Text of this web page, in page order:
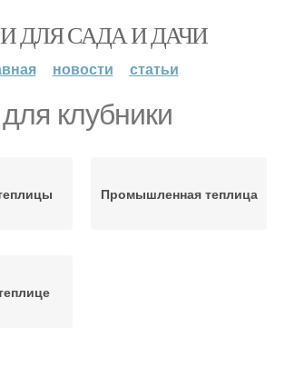
ДЛЯ САДА И ДАЧИ
новости статьи
клубники
Промышленная теплица